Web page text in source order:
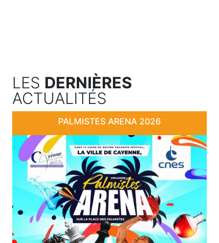
LES DERNIÈRES
ACTUALITÉS
PALMISTES ARENA 2026